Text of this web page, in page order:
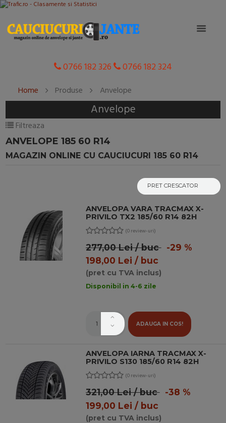
0766 182 326 0766 182 324
Home Produse Anvelope
Anvelope
Filtreaza
ANVELOPE 185 60 R14
MAGAZIN ONLINE CU CAUCIUCURI 185 60 R14
ANVELOPA VARA TRACMAX X-
PRIVILO TX2 185/60 R14 82H
(0 review-uri)
277,00 Lei / buc-29 %
198,00 Lei / buc
(pret cu TVA inclus)
Disponibil in 4-6 zile
ADAUGA IN COS!
ANVELOPA IARNA TRACMAX X-
PRIVILO S130 185/60 R14 82H
(0 review-uri)
321,00 Lei / buc-38 %
199,00 Lei / buc
(pret cu TVA inclus)